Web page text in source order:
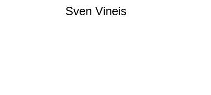
Sven Vineis